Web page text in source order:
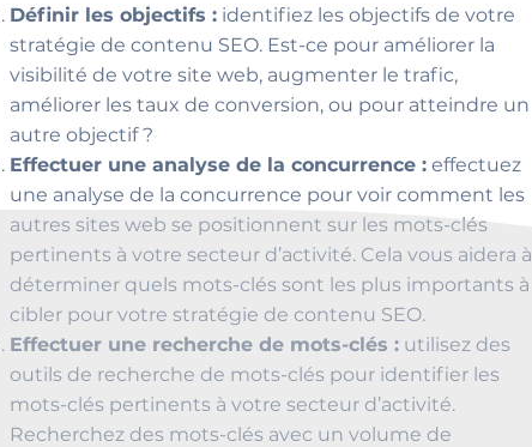
Définir les objectifs :identifiez les objectifs de votre
stratégie de contenu SEO. Est-ce pour améliorer la
visibilité de votre site web, augmenter le trafic,
améliorer les taux de conversion, ou pour atteindre un
autre objectif ?
Effectuer une analyse de la concurrence :effectuez
une analyse de la concurrence pour voir comment les
autres sites web se positionnent sur les mots-clés
pertinents à votre secteur d’activité. Cela vous aidera à
déterminer quels mots-clés sont les plus importants à
cibler pour votre stratégie de contenu SEO.
Effectuer une recherche de mots-clés :utilisez des
outils de recherche de mots-clés pour identifier les
mots-clés pertinents à votre secteur d’activité.
Recherchez des mots-clés avec un volume de